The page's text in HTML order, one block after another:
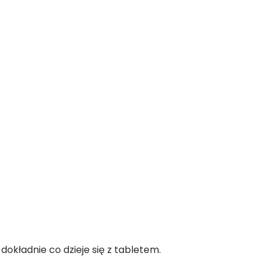
co dzieje się z tabletem.